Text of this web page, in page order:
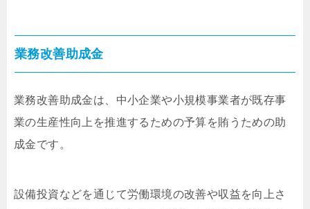
業務改善助成金
業務改善助成金は、中小企業や小規模事業者が既存事
業の生産性向上を推進するための予算を賄うための助
成金です。
設備投資などを通じて労働環境の改善や収益を向上さ